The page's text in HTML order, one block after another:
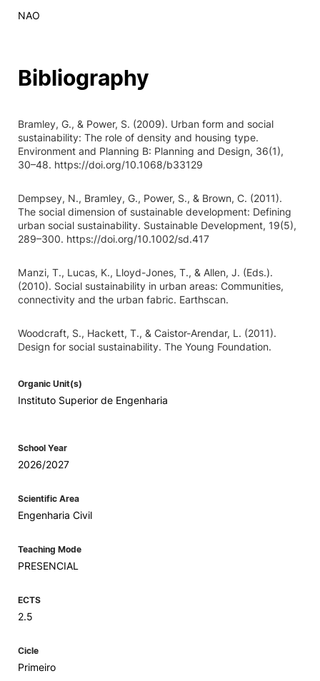
NAO
Bibliography
Bramley, G., & Power, S. (2009). Urban form and social
sustainability: The role of density and housing type.
Environment and Planning B: Planning and Design, 36(1),
30–48. https://doi.org/10.1068/b33129
Dempsey, N., Bramley, G., Power, S., & Brown, C. (2011).
The social dimension of sustainable development: Defining
urban social sustainability. Sustainable Development, 19(5),
289–300. https://doi.org/10.1002/sd.417
Manzi, T., Lucas, K., Lloyd-Jones, T., & Allen, J. (Eds.).
(2010). Social sustainability in urban areas: Communities,
connectivity and the urban fabric. Earthscan.
Woodcraft, S., Hackett, T., & Caistor-Arendar, L. (2011).
Design for social sustainability. The Young Foundation.
Organic Unit(s)
Instituto Superior de Engenharia
School Year
2026/2027
Scientific Area
Engenharia Civil
Teaching Mode
PRESENCIAL
ECTS
2.5
Cicle
Primeiro